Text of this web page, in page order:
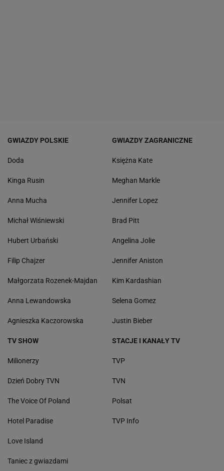
GWIAZDY POLSKIE
Doda
Kinga Rusin
Anna Mucha
Michał Wiśniewski
Hubert Urbański
Filip Chajzer
Małgorzata Rozenek-Majdan
Anna Lewandowska
Agnieszka Kaczorowska
GWIAZDY ZAGRANICZNE
Księżna Kate
Meghan Markle
Jennifer Lopez
Brad Pitt
Angelina Jolie
Jennifer Aniston
Kim Kardashian
Selena Gomez
Justin Bieber
TV SHOW
Milionerzy
Dzień Dobry TVN
The Voice Of Poland
Hotel Paradise
Love Island
Taniec z gwiazdami
STACJE I KANAŁY TV
TVP
TVN
Polsat
TVP Info